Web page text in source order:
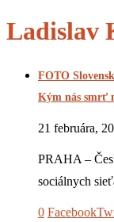
Ladislav
FOTO
Kým nás smrť
21 februára,
PRAHA –
sociálnych
0 Facebook